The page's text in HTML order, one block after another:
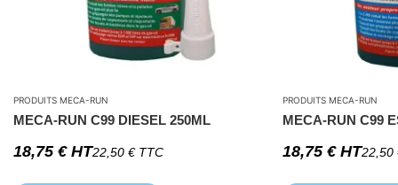
PRODUITS MECA-RUN
MECA-RUN C99 DIESEL 250ML
18,75 €HT22,50 €TTC
PRODUITS MECA-RUN
MECA-RUN C99
18,75 €HT22,50